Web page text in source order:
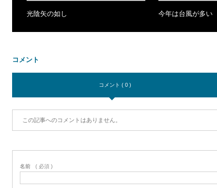
光陰矢の如し 今年は台風が多い
コメント
コメント ( 0 )
この記事へのコメントはありません。
名前 ( 必須 )